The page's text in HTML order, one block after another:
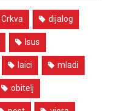
Crkva dijalog
Isus
laici mladi
obitelj